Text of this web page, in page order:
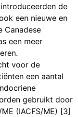
de
een nieuwe en
Canadese
een meer
voor de
een aantal
gebruikt door
(IACFS/ME) [3]